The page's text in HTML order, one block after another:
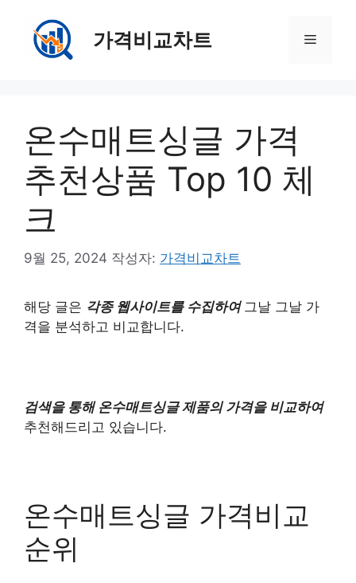
가격비교차트 메
온수매트싱글 가격
추천상품 Top 10 체
크
9월 25, 2024 작성자: 가격비교차트
해당 글은 각종 웹사이트를 수집하여 그날 그날 가
격을 분석하고 비교합니다.
검색을 통해 온수매트싱글 제품의 가격을 비교하여
추천해드리고 있습니다.
온수매트싱글 가격비교
순위